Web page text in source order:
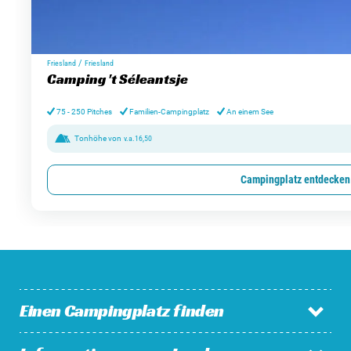
Friesland / Friesland
Camping 't Séleantsje
75 - 250 Pitches Familien-Campingplatz An einem See
Tonhöhe von v.a.16,50
Campingplatz entdecken
Einen Campingplatz finden